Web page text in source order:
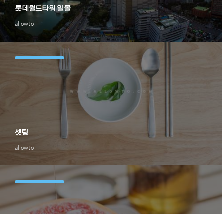
allowto
롯데월드타워 일몰
allowto
셋팅